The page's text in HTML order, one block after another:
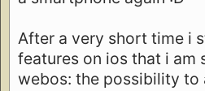
After a very short time i
features on ios that i am
webos: the possibility to